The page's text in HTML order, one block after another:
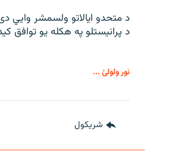
د متحدو ایالاتو ولسمشر وايي
د پرانیستلو په هکله یو توافق
نور ولولئ ...
شريکول